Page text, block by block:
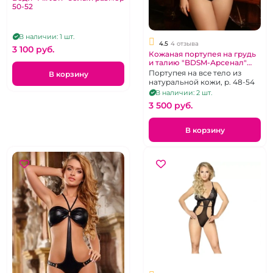
50-52
В наличии: 1 шт.
3 100 pуб.
В корзину
4.5 4 отзыва
Кожаная портупея на грудь
и талию "BDSM-Арсенал"
черная
Портупея на все тело из
натуральной кожи, р. 48-54
В наличии: 2 шт.
3 500 pуб.
В корзину